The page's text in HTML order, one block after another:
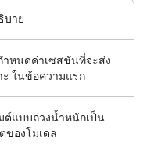
บาย
ำหนดค่าเซสชันที่จะส่ง
ะ ในข้อความแรก
ต์แบบถ่วงน้ำหนักเป็น
ของโมเดล